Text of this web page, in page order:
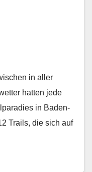
in aller
hatten jede
in Baden-
Trails, die sich auf